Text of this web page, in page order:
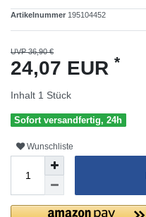
Artikelnummer 195104452
UVP 36,90 €
24,07 EUR *
Inhalt 1 Stück
Sofort versandfertig, 24h
Wunschliste